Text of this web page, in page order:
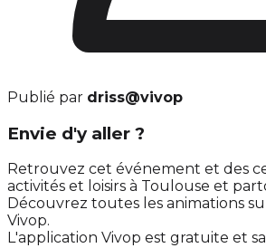
Publié par driss@vivop
Envie d'y aller ?
Retrouvez cet événement et des
activités et loisirs à Toulouse et
Découvrez toutes les animations
Vivop.
L'application Vivop est gratuite et